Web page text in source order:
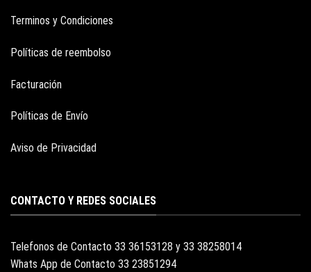
Terminos y Condiciones
Políticas de reembolso
Facturación
Políticas de Envío
Aviso de Privacidad
CONTACTO Y REDES SOCIALES
Telefonos de Contacto 33 36153128 y 33 38258014
Whats App de Contacto 33 23851294